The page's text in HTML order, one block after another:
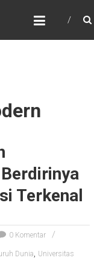
Terkenal
0 Komentar
Dunia, Universitas